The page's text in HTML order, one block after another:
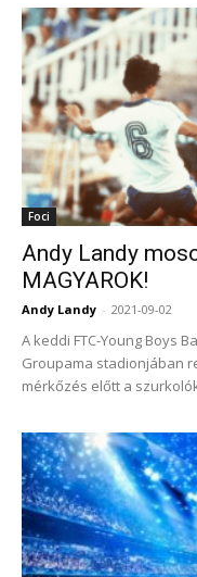
Foci
Andy Landy
MAGYAROK!
Andy Landy - 2021-09-02
A keddi FTC-Young Boys
Groupama stadionjában
mérkőzés előtt a